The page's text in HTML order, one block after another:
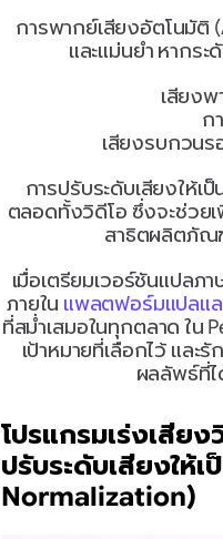
การพากย์เสียงอัตโนมัติ
และแม่นยำ หากร
เสียง
ก
เสียงรบกวนร
การปรับระดับเสียงให้เ
ตลอดทั้งวิดีโอ ซึ่งจะช่วย
สาธิตผลิตภัณ
เมื่อเตรียมเวอร์ชันแปลภ
ภายใน แพลตฟอร์มแปลแล
ที่สม่ำเสมอในทุกตลาด ใน
เป้าหมายที่เลือกไว้ และ
ผลลัพธ์ที่ไ
โปรแกรมเร่งเสีย
ปรับระดับเสียงให้เ
Normalization)